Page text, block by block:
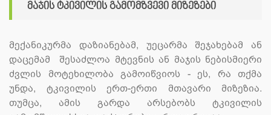
მაჯის ტკივილის გამომზვევი მიზეზები
მექანიკურმა დაზიანებამ, უეცარმა შეჯახებამ ან
დაცემამ შესაძლოა მტევნის ან მაჯის ნებისმიერი
ძვლის მოტეხილობა გამოიწვიოს - ეს, რა თქმა
უნდა, ტკივილის ერთ-ერთი მთავარი მიზეზია.
თუმცა, ამის გარდა არსებობს ტკივილის